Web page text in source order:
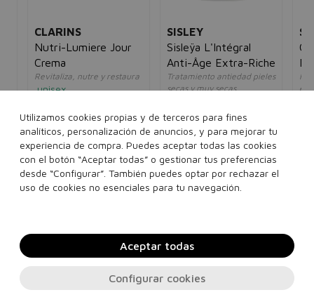
CLARINS
Nutri-Lumiere Jour
Crema
Revitaliza, nutre y restaura
unisex
50 ml
Añadir a la cesta
SISLEY
Sisleÿa L'Intégral
Anti-Âge Extra-Riche
Tratamiento antiedad pieles
secas y muy secas
435,00€ 278,95€
50 ml
Añadir a la cesta
Utilizamos cookies propias y de terceros para fines
analíticos, personalización de anuncios, y para mejorar tu
experiencia de compra. Puedes aceptar todas las cookies
con el botón “Aceptar todas” o gestionar tus preferencias
desde “Configurar”. También puedes optar por rechazar el
uso de cookies no esenciales para tu navegación.
Configurar cookies
Aceptar todas